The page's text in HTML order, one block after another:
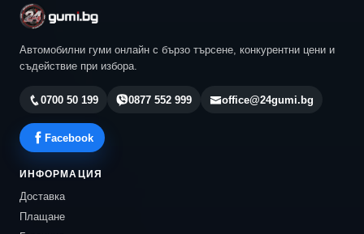
Автомобилни гуми онлайн с бързо търсене, конкурентни цени и
съдействие при избора.
0700 50 199 0877 552 999 office@24gumi.bg
Facebook
ИНФОРМАЦИЯ
Доставка
Плащане